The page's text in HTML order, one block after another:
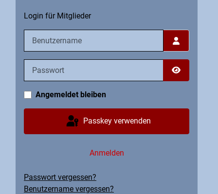
Login für Mitglieder
Passwort
Angemeldet bleiben
Passkey verwenden
Anmelden
Passwort vergessen?
Benutzername vergessen?